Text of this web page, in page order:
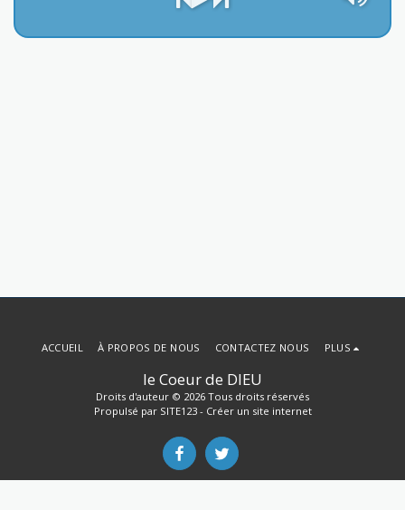
le Coeur de DIEU
Droits d'auteur © 2026 Tous droits réservés
Propulsé par SITE123- Créer un site internet
ACCUEIL À PROPOS DE NOUS CONTACTEZ NOUS PLUS